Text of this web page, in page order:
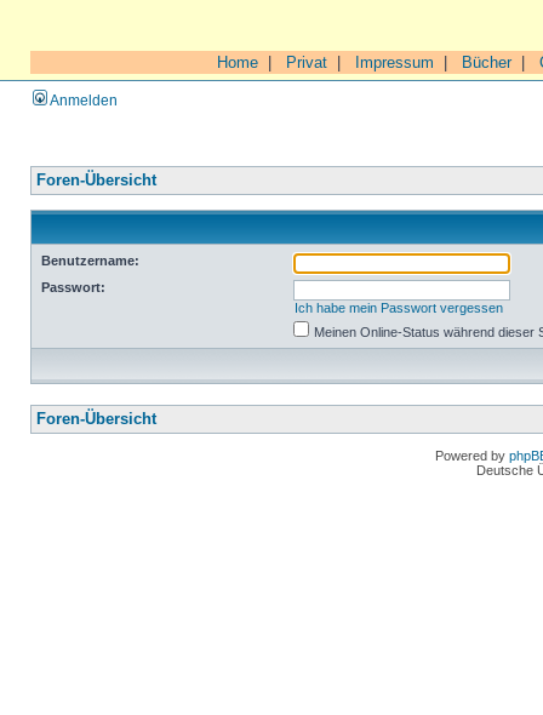
Home Privat Impressum Bücher|
Anmelden
Foren-Übersicht
Benutzername:
Passwort:
Ich habe mein Passwort vergessen
Meinen Online-Status während dieser
Foren-Übersicht
Powered by
Deutsche